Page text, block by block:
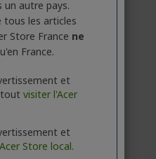
un autre pays.
tous les articles
Store France ne
France.
et
tout visiter l'Acer
et
Store local.